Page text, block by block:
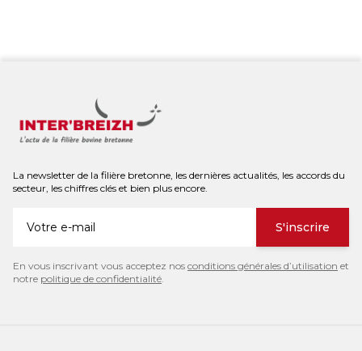
La newsletter de la filière bretonne, les dernières actualités, les accords du
secteur, les chiffres clés et bien plus encore.
S'inscrire
En vous inscrivant vous acceptez nos conditions générales d’utilisation et
notre politique de confidentialité